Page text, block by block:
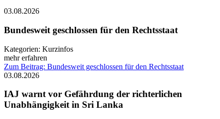
03.08.2026
Bundesweit geschlossen für den Rechtsstaat
Kategorien: Kurzinfos
mehr erfahren
Zum Beitrag: Bundesweit geschlossen für den Rechtsstaat
03.08.2026
IAJ warnt vor Gefährdung der richterlichen
Unabhängigkeit in Sri Lanka